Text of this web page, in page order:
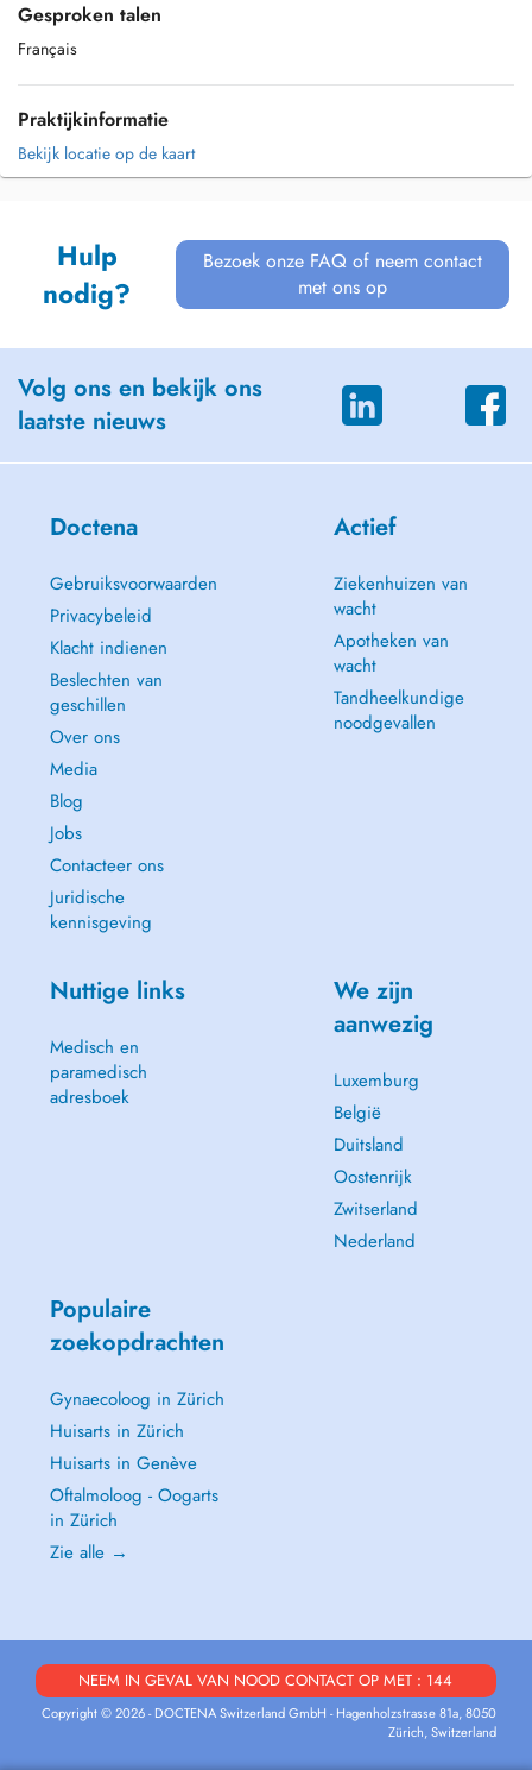
Gesproken talen
Français
Praktijkinformatie
Bekijk locatie op de kaart
Hulp
nodig?
Bezoek onze FAQ of neem contact
met ons op
Volg ons en bekijk ons
laatste nieuws
Doctena
Gebruiksvoorwaarden
Privacybeleid
Klacht indienen
Beslechten van
geschillen
Over ons
Media
Blog
Jobs
Contacteer ons
Juridische
kennisgeving
Actief
Ziekenhuizen van
wacht
Apotheken van
wacht
Tandheelkundige
noodgevallen
Nuttige links
Medisch en
paramedisch
adresboek
We zijn
aanwezig
Luxemburg
België
Duitsland
Oostenrijk
Zwitserland
Nederland
Populaire
zoekopdrachten
Gynaecoloog in Zürich
Huisarts in Zürich
Huisarts in Genève
Oftalmoloog - Oogarts
in Zürich
Zie alle →
NEEM IN GEVAL VAN NOOD CONTACT OP MET : 144
Copyright © 2026 - DOCTENA Switzerland GmbH - Hagenholzstrasse 81a, 8050
Zürich, Switzerland